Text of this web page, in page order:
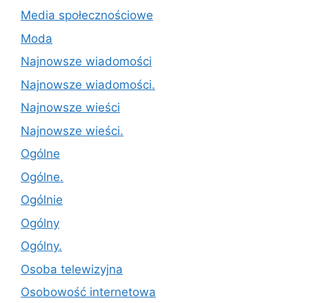
Media społecznościowe
Moda
Najnowsze wiadomości
Najnowsze wiadomości.
Najnowsze wieści
Najnowsze wieści.
Ogólne
Ogólne.
Ogólnie
Ogólny
Ogólny.
Osoba telewizyjna
Osobowość internetowa